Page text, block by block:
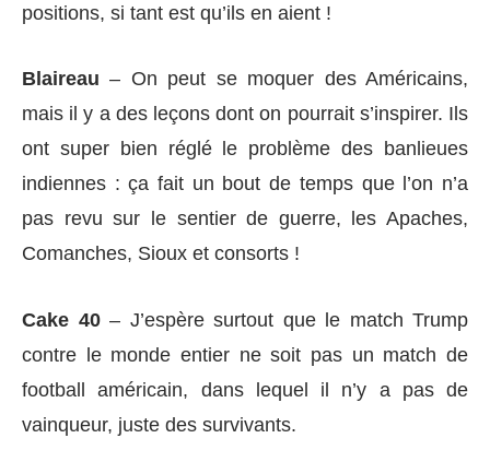
positions, si tant est qu’ils en aient !
Blaireau – On peut se moquer des Américains,
mais il y a des leçons dont on pourrait s’inspirer. Ils
ont super bien réglé le problème des banlieues
indiennes : ça fait un bout de temps que l’on n’a
pas revu sur le sentier de guerre, les Apaches,
Comanches, Sioux et consorts !
Cake 40– J’espère surtout que le match Trump
contre le monde entier ne soit pas un match de
football américain, dans lequel il n’y a pas de
vainqueur, juste des survivants.